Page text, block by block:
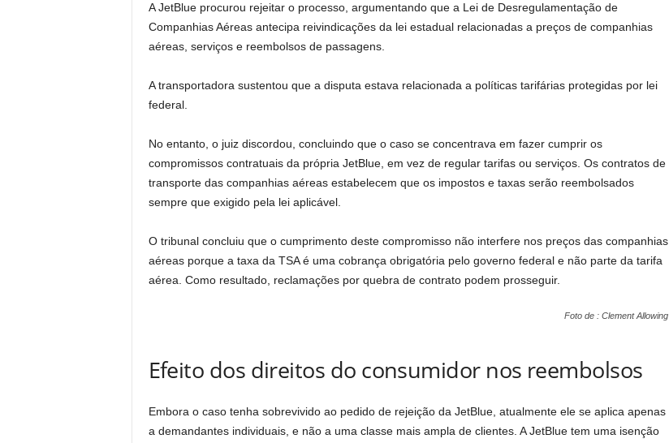
A JetBlue procurou rejeitar o processo, argumentando que a Lei de Desregulamentação de
Companhias Aéreas antecipa reivindicações da lei estadual relacionadas a preços de companhias
aéreas, serviços e reembolsos de passagens.
A transportadora sustentou que a disputa estava relacionada a políticas tarifárias protegidas por lei
federal.
No entanto, o juiz discordou, concluindo que o caso se concentrava em fazer cumprir os
compromissos contratuais da própria JetBlue, em vez de regular tarifas ou serviços. Os contratos de
transporte das companhias aéreas estabelecem que os impostos e taxas serão reembolsados ​​
sempre que exigido pela lei aplicável.
O tribunal concluiu que o cumprimento deste compromisso não interfere nos preços das companhias
aéreas porque a taxa da TSA é uma cobrança obrigatória pelo governo federal e não parte da tarifa
aérea. Como resultado, reclamações por quebra de contrato podem prosseguir.
Foto de : Clement Allowing
Efeito dos direitos do consumidor nos reembolsos
Embora o caso tenha sobrevivido ao pedido de rejeição da JetBlue, atualmente ele se aplica apenas
a demandantes individuais, e não a uma classe mais ampla de clientes. A JetBlue tem uma isenção